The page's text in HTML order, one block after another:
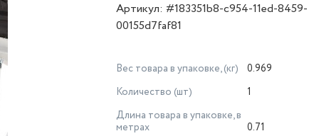
Артикул: #183351b8-c954-11ed-8459-
00155d7faf81
Вес товара в упаковке, (кг)
0.969
Количество (шт)
1
Длина товара в упаковке, в
метрах
0.71